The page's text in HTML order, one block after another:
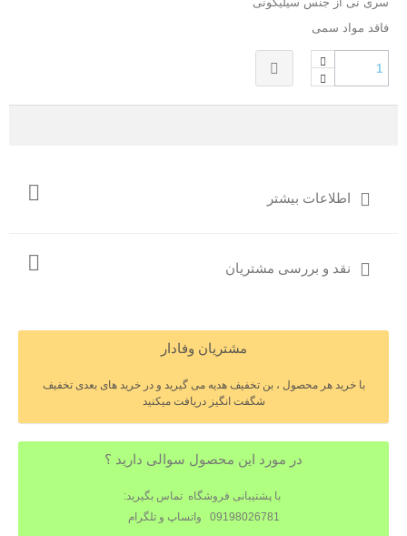
فاقد مواد سمی
اطلاعات بیشتر
نقد و بررسی مشتریان
مشتریان وفادار
با خرید هر محصول ، بن تخفیف هدیه می گیرید و در خرید های بعدی تخفیف
شگفت انگیز دریافت میکنید
در مورد این محصول سوالی دارید ؟
با پشتیبانی فروشگاه تماس بگیرید:
09198026781 واتساپ و تلگرام